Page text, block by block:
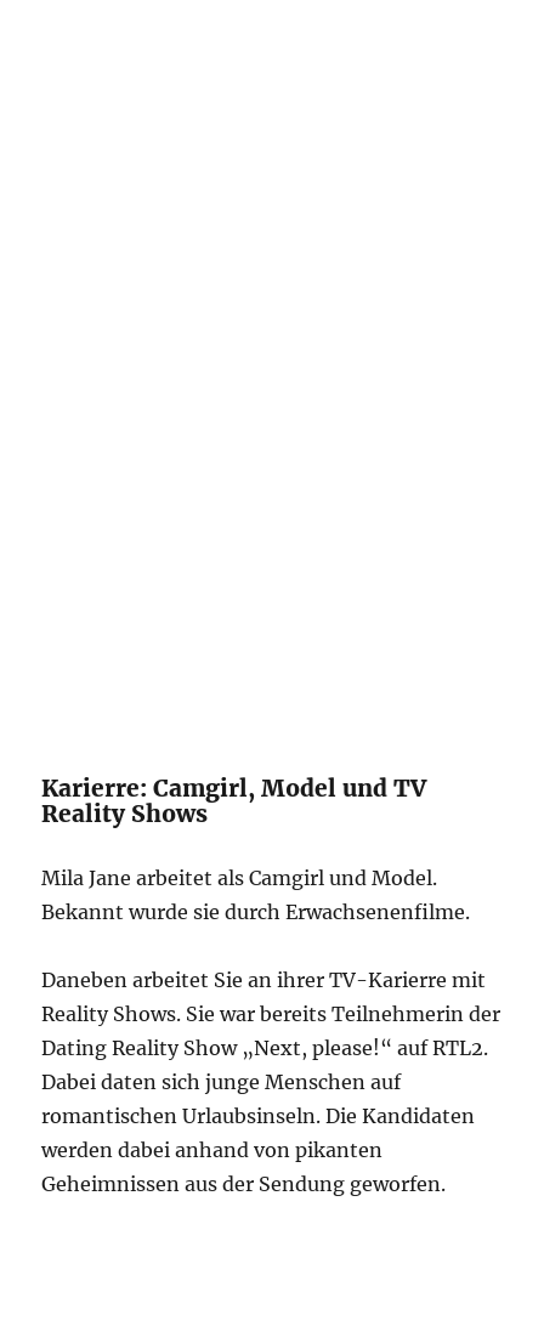
Karierre: Camgirl, Model und TV
Reality Shows
Mila Jane arbeitet als Camgirl und Model.
Bekannt wurde sie durch Erwachsenenfilme.
Daneben arbeitet Sie an ihrer TV-Karierre mit
Reality Shows. Sie war bereits Teilnehmerin der
Dating Reality Show „Next, please!“ auf RTL2.
Dabei daten sich junge Menschen auf
romantischen Urlaubsinseln. Die Kandidaten
werden dabei anhand von pikanten
Geheimnissen aus der Sendung geworfen.